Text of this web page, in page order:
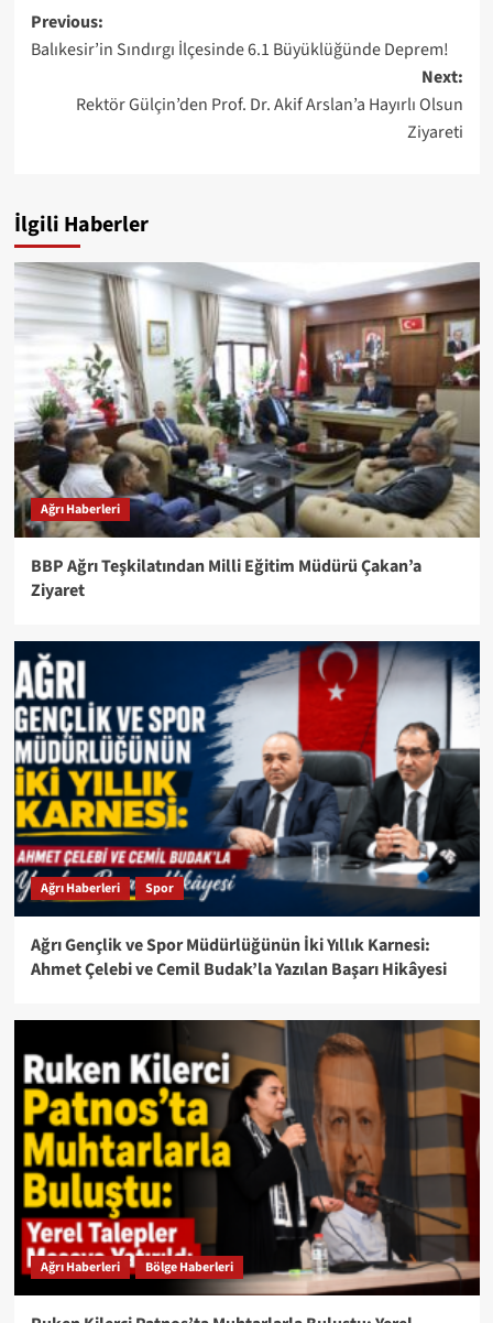
Post
navigation
Previous:
Balıkesir’in Sındırgı İlçesinde 6.1 Büyüklüğünde Deprem!
Next:
Rektör Gülçin’den Prof. Dr. Akif Arslan’a Hayırlı Olsun
Ziyareti
İlgili Haberler
Ağrı Haberleri
BBP Ağrı Teşkilatından Milli Eğitim Müdürü Çakan’a
Ziyaret
Ağrı Haberleri Spor
Ağrı Gençlik ve Spor Müdürlüğünün İki Yıllık Karnesi:
Ahmet Çelebi ve Cemil Budak’la Yazılan Başarı Hikâyesi
Ağrı Haberleri Bölge Haberleri